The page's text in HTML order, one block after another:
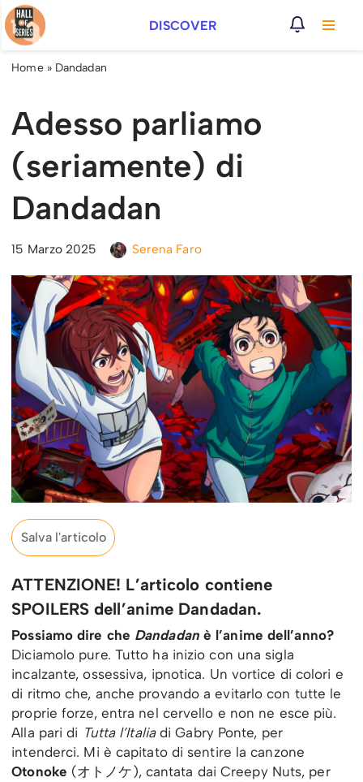
Vai
al
DISCOVER
Home» Dandadan
Adesso parliamo
(seriamente) di
Dandadan
15 Marzo 2025 Serena Faro
Salva l'articolo
ATTENZIONE! L’articolo contiene
SPOILERS dell’anime Dandadan.
Possiamo dire che Dandadan è l’anime dell’anno?
Diciamolo pure. Tutto ha inizio con una sigla
incalzante, ossessiva, ipnotica. Un vortice di colori e
di ritmo che, anche provando a evitarlo con tutte le
proprie forze, entra nel cervello e non ne esce più.
Alla pari di Tutta l’Italiadi Gabry Ponte, per
intenderci. Mi è capitato di sentire la canzone
Otonoke (オトノケ), cantata dai Creepy Nuts, per